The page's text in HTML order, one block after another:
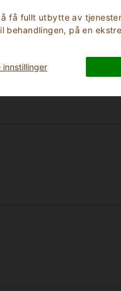
få fullt utbytte av
på en
innstillinger
ontbijt. We hadden